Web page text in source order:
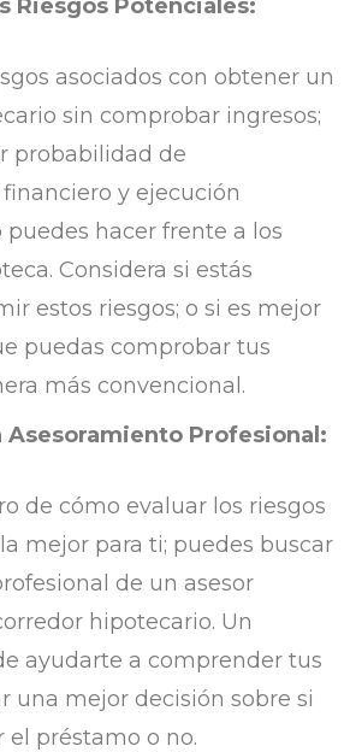
Riesgos Potenciales:
asociados con obtener un
sin comprobar ingresos;
probabilidad de
y ejecución
puedes hacer frente a los
Considera si estás
estos riesgos; o si es mejor
puedas comprobar tus
más convencional.
Asesoramiento Profesional:
de cómo evaluar los riesgos
mejor para ti; puedes buscar
de un asesor
hipotecario. Un
ayudarte a comprender tus
una mejor decisión sobre si
préstamo o no.